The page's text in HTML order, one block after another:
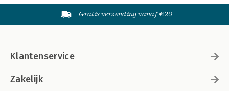
Gratis verzending vanaf €20
Klantenservice
Zakelijk